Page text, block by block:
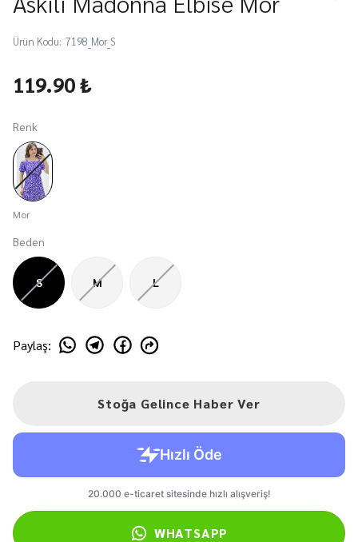
Ürün Kodu: 7198_Mor_S
119.90 ₺
Renk
Mor
Beden
S M L
Paylaş:
Stoğa Gelince Haber Ver
WHATSAPP